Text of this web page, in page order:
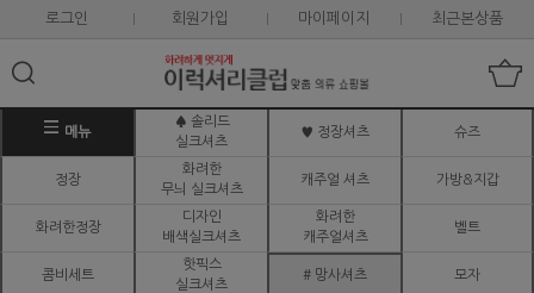
로그인 회원가입 마이페이지 최근본상품
메뉴
♠ 솔리드
실크셔츠
♥ 정장셔츠 슈즈
정장
화려한
무늬 실크셔츠
캐주얼 셔츠 가방&지갑
화려한정장
디자인
배색실크셔츠
화려한
캐주얼셔츠
벨트
콤비세트
핫픽스
실크셔츠
# 망사셔츠 모자